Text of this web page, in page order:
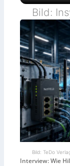
Bild:
Bild: TeDo
Interview: Wie